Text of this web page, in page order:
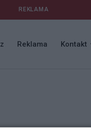
REKLAMA
Reklama Kontakt